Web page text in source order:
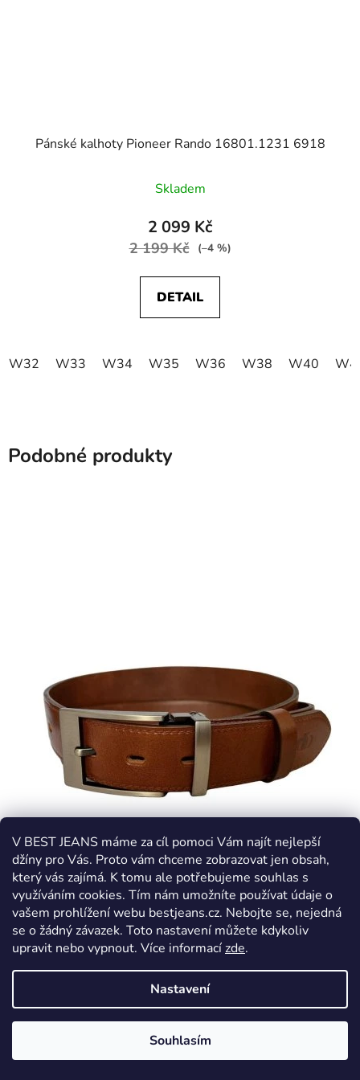
V BEST JEANS máme za cíl pomoci Vám najít nejlepší
džíny pro Vás. Proto vám chceme zobrazovat jen obsah,
který vás zajímá. K tomu ale potřebujeme souhlas s
využíváním cookies. Tím nám umožníte používat údaje o
vašem prohlížení webu bestjeans.cz. Nebojte se, nejedná
se o žádný závazek. Toto nastavení můžete kdykoliv
upravit nebo vypnout. Více informacízde.
Nastavení
Souhlasím
Pánské kalhoty Pioneer Rando 16801.1231 6918
Skladem
2 099 Kč
2 199 Kč (–4 %)
DETAIL
W32 W33 W34 W35 W36 W38 W40
Podobné produkty
Pánský společenský opasek BEST JEANS 19/020/48
Skladem
579 Kč